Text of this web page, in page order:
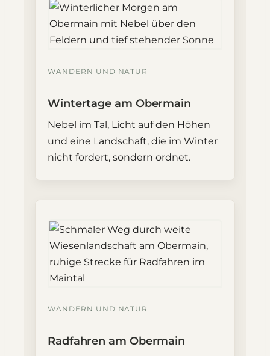
WANDERN UND NATUR
Wintertage am Obermain
Nebel im Tal, Licht auf den Höhen
und eine Landschaft, die im Winter
nicht fordert, sondern ordnet.
WANDERN UND NATUR
Radfahren am Obermain